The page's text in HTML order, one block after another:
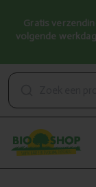
Gratis
volgende